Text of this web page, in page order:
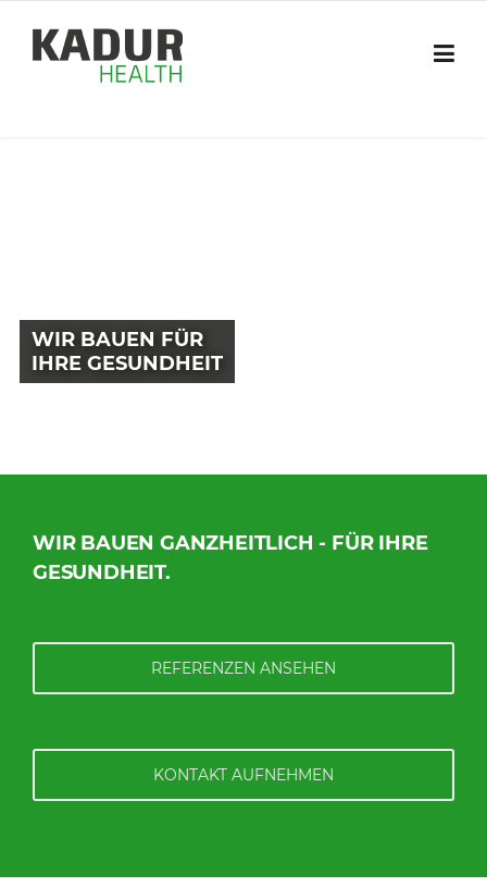
content
WIR BAUEN FÜR
IHRE GESUNDHEIT
WIR BAUEN GANZHEITLICH - FÜR IHRE
GESUNDHEIT.
REFERENZEN ANSEHEN
KONTAKT AUFNEHMEN